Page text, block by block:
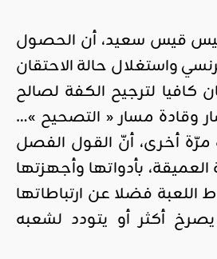
قيس سعيد، أن الحصول
واستغلال حالة الاحتقان
كافيا لترجيح الكفة لصالح
وقادة مسار « التصحيح »…
مرّة أخرى، أنّ القول الفصل
العميقة، بأدواتها وأجهزتها
فضلا عن ارتباطاتها
يصرخ أكثر أو يتودد لشعبه